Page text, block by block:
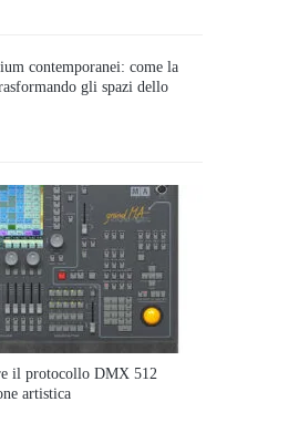
contemporanei: come la
gli spazi dello
il protocollo DMX 512
artistica